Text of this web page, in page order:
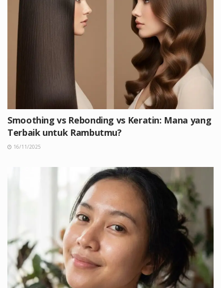
Smoothing vs Rebonding vs Keratin: Mana yang
Terbaik untuk Rambutmu?
16/11/2025